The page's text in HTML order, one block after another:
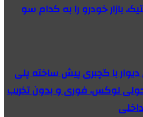
بازار خودرو را به کدام سو
با گچبری پیش ساخته پلی
لوکس، فوری و بدون تخریب